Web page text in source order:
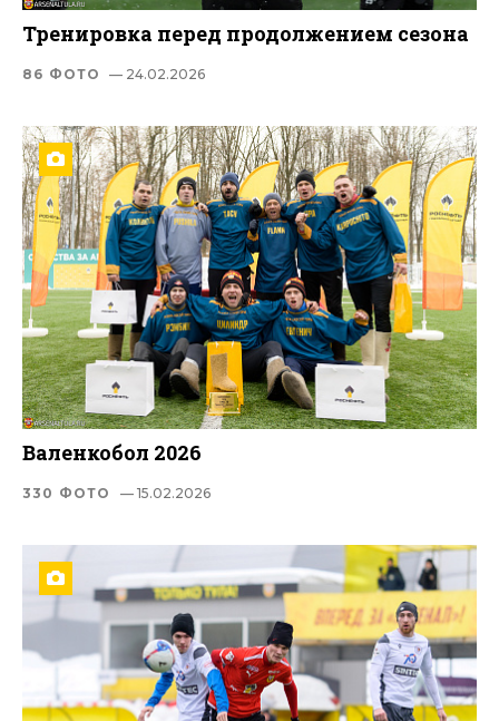
Тренировка перед продолжением сезона
86 ФОТО — 24.02.2026
Валенкобол 2026
330 ФОТО — 15.02.2026